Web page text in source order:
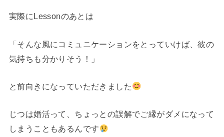
実際にLessonのあとは
「そんな風にコミュニケーションをとっていけば、彼の
気持ちも分かりそう！」
と前向きになっていただきました
じつは婚活って、ちょっとの誤解でご縁がダメになって
しまうこともあるんです